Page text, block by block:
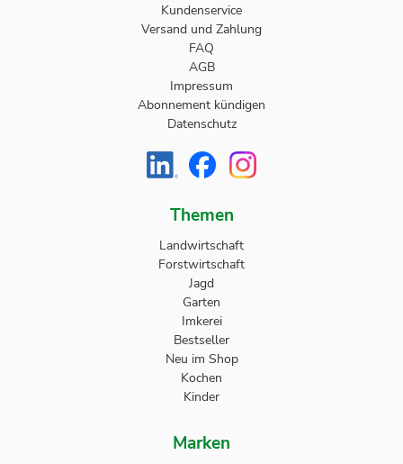
Kundenservice
Versand und Zahlung
FAQ
AGB
Impressum
Abonnement kündigen
Datenschutz
Themen
Landwirtschaft
Forstwirtschaft
Jagd
Garten
Imkerei
Bestseller
Neu im Shop
Kochen
Kinder
Marken